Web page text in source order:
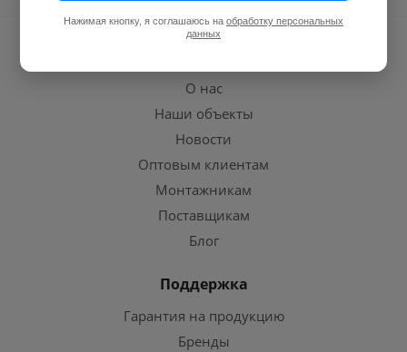
О нас
Наши объекты
Новости
Оптовым клиентам
Монтажникам
Поставщикам
Блог
Поддержка
Гарантия на продукцию
Бренды
Нажимая кнопку, я соглашаюсь на обработку персональных
данных